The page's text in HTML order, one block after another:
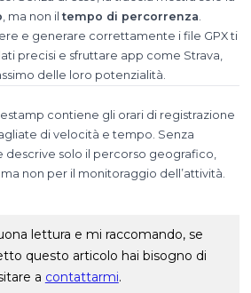
, ma non iltempo di percorrenza.
e generare correttamente i file GPX ti
precisi e sfruttare app come Strava,
delle loro potenzialità.
contiene gli orari di registrazione
di velocità e tempo. Senza
descrive solo il percorso geografico,
non per il monitoraggio dell’attività.
lettura e mi raccomando, se
questo articolo hai bisogno di
a contattarmi.